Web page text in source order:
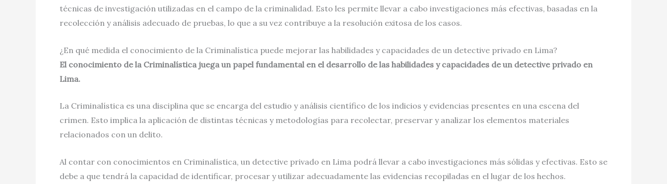
técnicas de investigación utilizadas en el campo de la criminalidad. Esto les permite llevar a cabo investigaciones más efectivas, basadas en la
recolección y análisis adecuado de pruebas, lo que a su vez contribuye a la resolución exitosa de los casos.
¿En qué medida el conocimiento de la Criminalística puede mejorar las habilidades y capacidades de un detective privado en Lima?
El conocimiento de la Criminalística juega un papel fundamental en el desarrollo de las habilidades y capacidades de un detective privado en
Lima.
La Criminalística es una disciplina que se encarga del estudio y análisis científico de los indicios y evidencias presentes en una escena del
crimen. Esto implica la aplicación de distintas técnicas y metodologías para recolectar, preservar y analizar los elementos materiales
relacionados con un delito.
Al contar con conocimientos en Criminalística, un detective privado en Lima podrá llevar a cabo investigaciones más sólidas y efectivas. Esto se
debe a que tendrá la capacidad de identificar, procesar y utilizar adecuadamente las evidencias recopiladas en el lugar de los hechos.